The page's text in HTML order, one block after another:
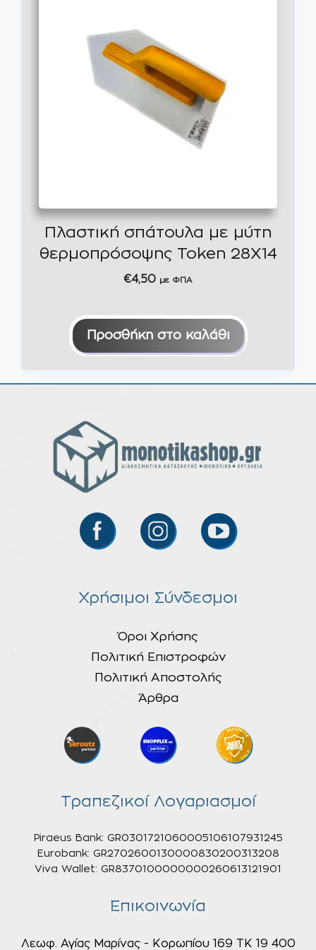
Πλαστική σπάτουλα με μύτη
θερμοπρόσοψης Token 28X14
€4,50 με ΦΠΑ
Προσθήκη στο καλάθι
Χρήσιμοι Σύνδεσμοι
Όροι Χρήσης
Πολιτική Επιστροφών
Πολιτική Αποστολής
Άρθρα
Τραπεζικοί Λογαριασμοί
Piraeus Bank: GR0301721060005106107931245
Eurobank: GR2702600130000830200313208
Viva Wallet: GR8370100000000260613121901
Επικοινωνία
Λεωφ. Αγίας Μαρίνας - Κορωπίου 169 ΤΚ 19 400